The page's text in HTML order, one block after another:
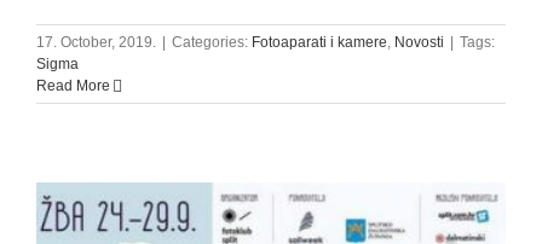
17. October, 2019. Categories: Fotoaparati i kamere, Novosti
Tags:
Sigma
Read More